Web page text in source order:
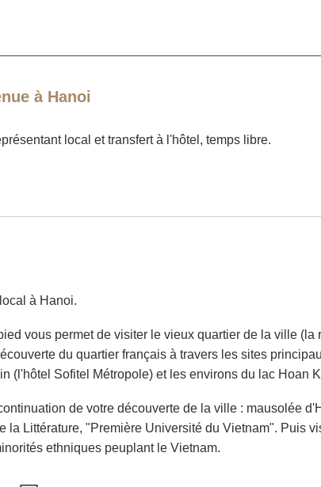
à Hanoi
local et transfert à l'hôtel, temps libre.
à Hanoi.
vous permet de visiter le vieux quartier de la ville
du quartier français à travers les sites
(l'hôtel Sofitel Métropole) et les environs du lac
de votre découverte de la ville : mausolée
la Littérature, "Première Université du Vietnam". Puis
ethniques peuplant le Vietnam.